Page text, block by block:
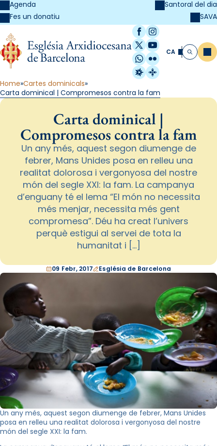
Agenda
Fes un donatiu
Santoral del dia
SAVA
Facebook
Instagram
X / Twitter
YouTube
WhatsApp
Flickr
Radio Estel
Catalunya
CA Cerca
Home Cartes dominicals
Carta dominical | Compromesos contra la fam
Carta dominical |
Compromesos contra la fam
Un any més, aquest segon diumenge de
febrer, Mans Unides posa en relleu una
realitat dolorosa i vergonyosa del nostre
món del segle XXI: la fam. La campanya
d’enguany té el lema “El món no necessita
més menjar, necessita més gent
compromesa”. Déu ha creat l’univers
perquè estigui al servei de tota la
humanitat i […]
09 Febr, 2017 Església de Barcelona
Un any més, aquest segon diumenge de febrer, Mans Unides
posa en relleu una realitat dolorosa i vergonyosa del nostre
món del segle XXI: la fam.